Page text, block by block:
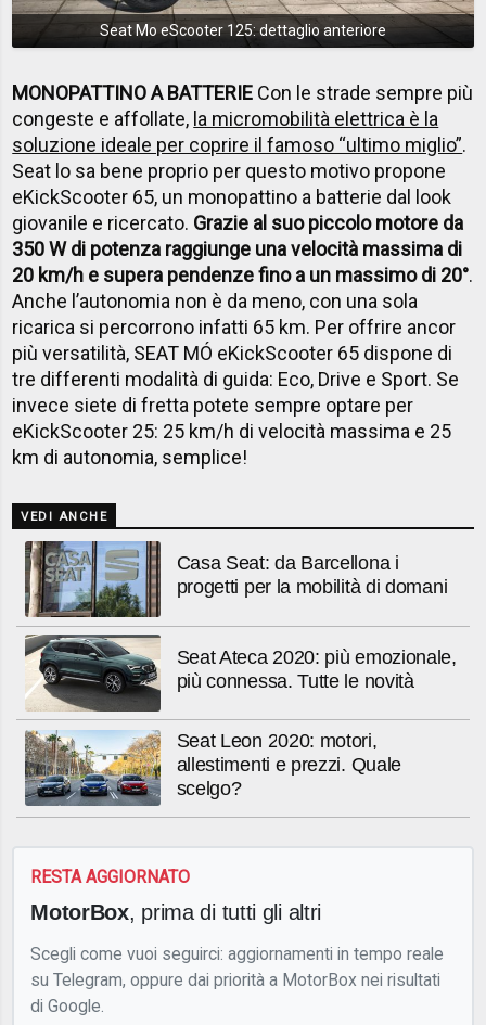
Seat Mo eScooter 125: dettaglio anteriore
MONOPATTINO A BATTERIE Con le strade sempre più
congeste e affollate, la micromobilità elettrica è la
soluzione ideale per coprire il famoso “ultimo miglio”.
Seat lo sa bene proprio per questo motivo propone
eKickScooter 65, un monopattino a batterie dal look
giovanile e ricercato. Grazie al suo piccolo motore da
350 W di potenza raggiunge una velocità massima di
20 km/h e supera pendenze fino a un massimo di 20°.
Anche l’autonomia non è da meno, con una sola
ricarica si percorrono infatti 65 km. Per offrire ancor
più versatilità, SEAT MÓ eKickScooter 65 dispone di
tre differenti modalità di guida: Eco, Drive e Sport. Se
invece siete di fretta potete sempre optare per
eKickScooter 25: 25 km/h di velocità massima e 25
km di autonomia, semplice!
VEDI ANCHE
Casa Seat: da Barcellona i
progetti per la mobilità di domani
Seat Ateca 2020: più emozionale,
più connessa. Tutte le novità
Seat Leon 2020: motori,
allestimenti e prezzi. Quale
scelgo?
RESTA AGGIORNATO
MotorBox, prima di tutti gli altri
Scegli come vuoi seguirci: aggiornamenti in tempo reale
su Telegram, oppure dai priorità a MotorBox nei risultati
di Google.